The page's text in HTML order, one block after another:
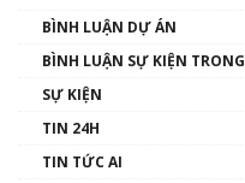
BÌNH LUẬN DỰ ÁN
BÌNH LUẬN SỰ KIỆN
SỰ KIỆN
TIN 24H
TIN TỨC AI